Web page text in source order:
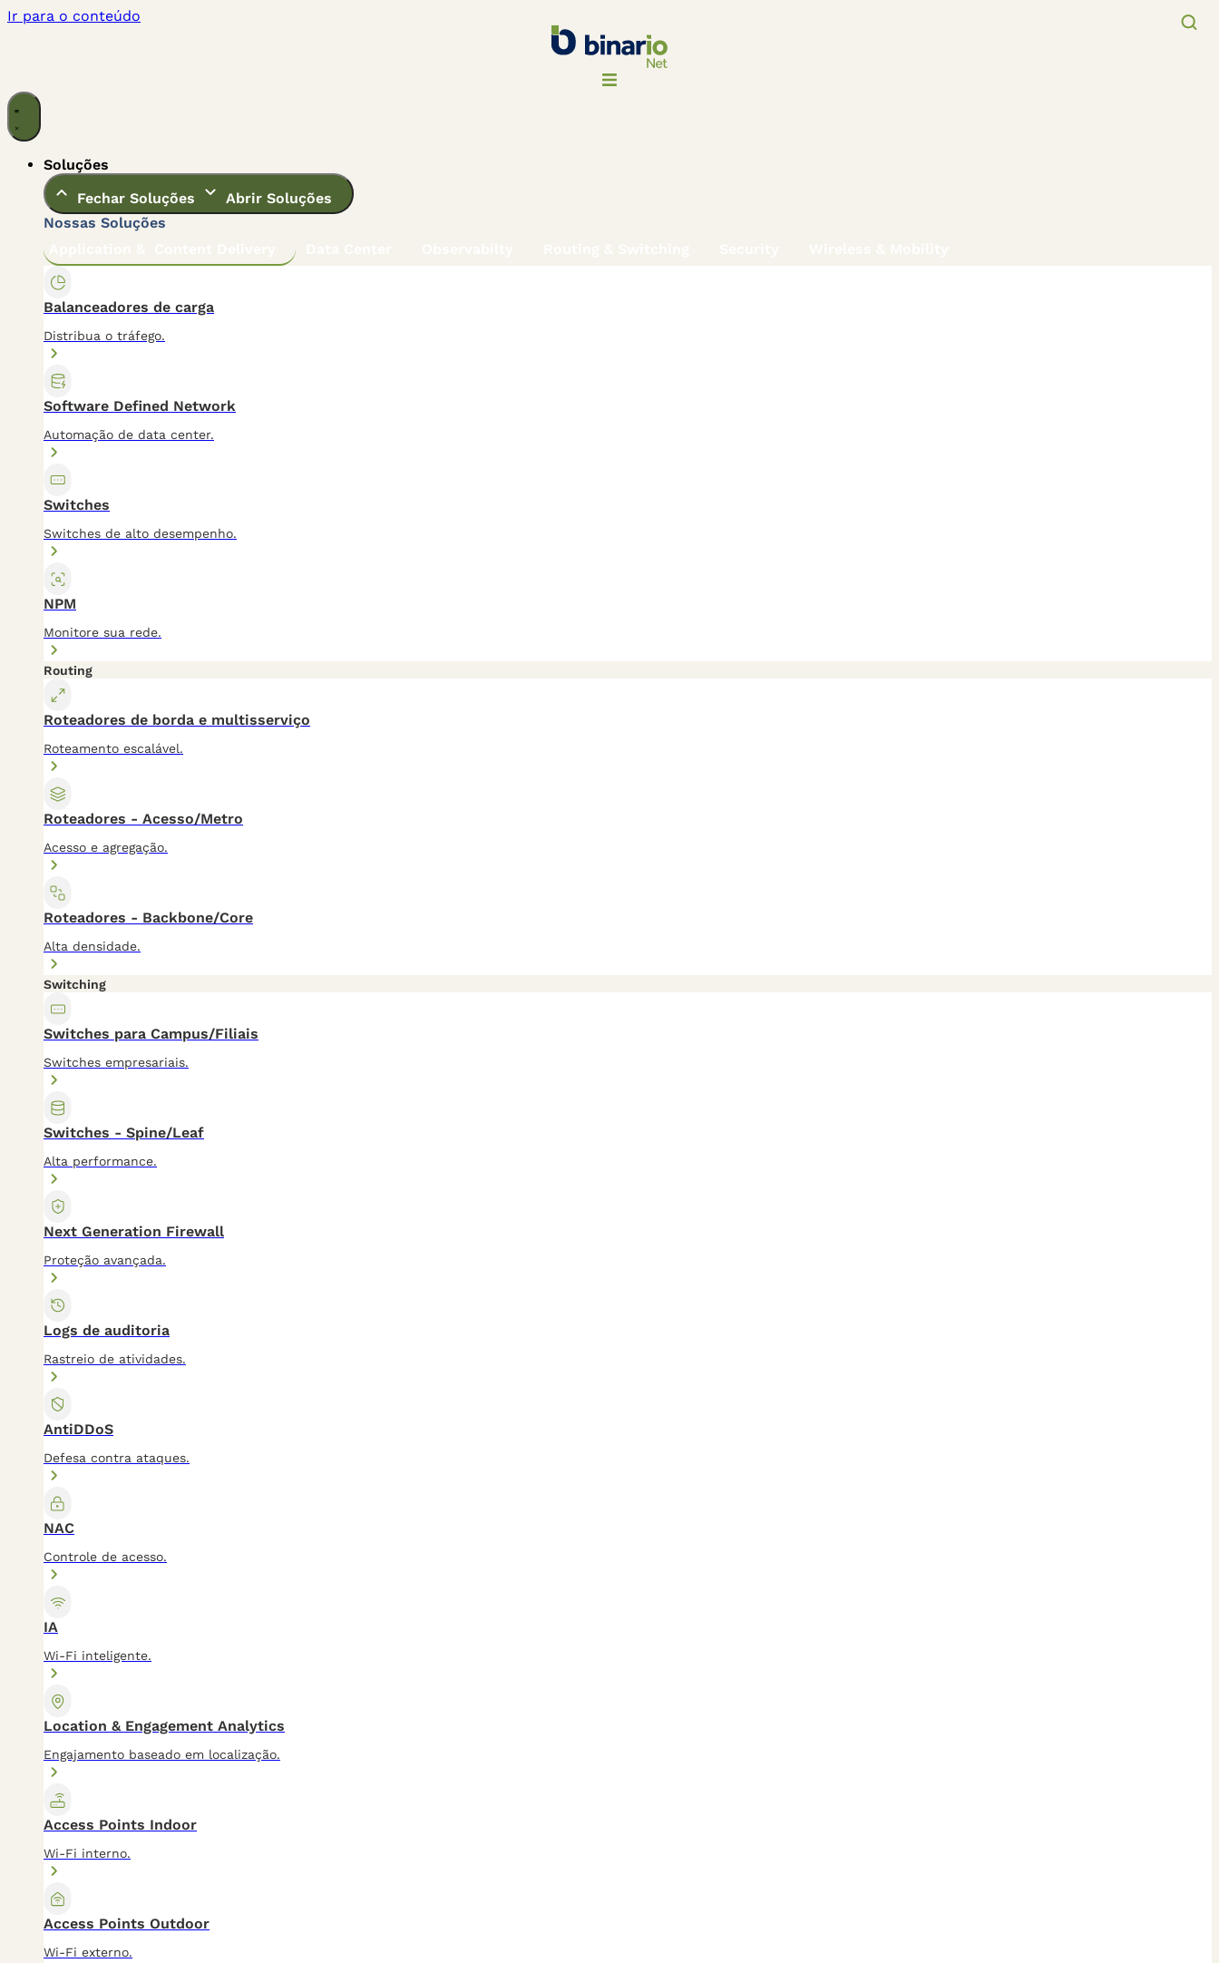
Ir para o conteúdo
Soluções
Fechar Soluções
Abrir Soluções
Nossas Soluções
Balanceadores de carga
Distribua o tráfego.
Software Defined Network
Automação de data center.
Switches
Switches de alto desempenho.
NPM
Monitore sua rede.
Routing
Roteadores de borda e multisserviço
Roteamento escalável.
Roteadores - Acesso/Metro
Acesso e agregação.
Roteadores - Backbone/Core
Alta densidade.
Switching
Switches para Campus/Filiais
Switches empresariais.
Switches - Spine/Leaf
Alta performance.
Next Generation Firewall
Proteção avançada.
Logs de auditoria
Rastreio de atividades.
AntiDDoS
Defesa contra ataques.
NAC
Controle de acesso.
IA
Wi-Fi inteligente.
Location & Engagement Analytics
Engajamento baseado em localização.
Access Points Indoor
Wi-Fi interno.
Access Points Outdoor
Wi-Fi externo.